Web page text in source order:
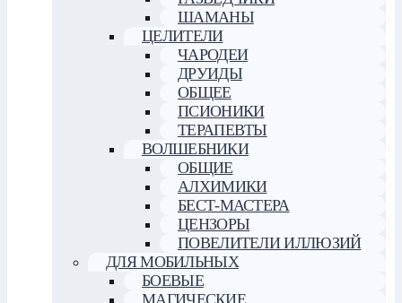
ШАМАНЫ
ЦЕЛИТЕЛИ
ЧАРОДЕИ
ДРУИДЫ
ОБЩЕЕ
ПСИОНИКИ
ТЕРАПЕВТЫ
ВОЛШЕБНИКИ
ОБЩИЕ
АЛХИМИКИ
БЕСТ-МАСТЕРА
ЦЕНЗОРЫ
ПОВЕЛИТЕЛИ ИЛЛЮЗИЙ
ДЛЯ МОБИЛЬНЫХ
БОЕВЫЕ
МАГИЧЕСКИЕ